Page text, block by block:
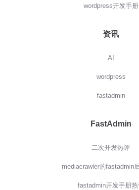
wordpress开发手册
资讯
AI
wordpress
fastadmin
FastAdmin
二次开发热评
mediacrawler的fastadmin
fastadmin开发手册热